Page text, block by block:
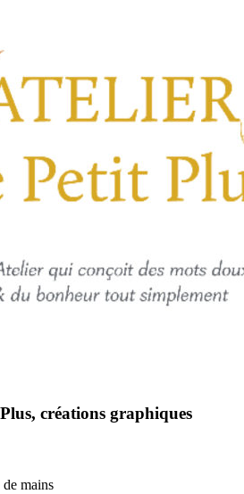
créations graphiques
mains